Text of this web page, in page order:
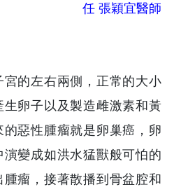
任 張穎宜醫師
的左右兩側，正常的大小
卵子以及製造雌激素和黃
惡性腫瘤就是卵巢癌，卵
變成如洪水猛獸般可怕的
瘤，接著散播到骨盆腔和